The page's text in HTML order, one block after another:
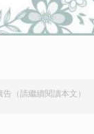
告（請繼續閱讀本文）